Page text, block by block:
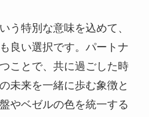
う特別な意味を込めて、
良い選択です。パートナ
ことで、共に過ごした時
未来を一緒に歩む象徴と
やベゼルの色を統一する